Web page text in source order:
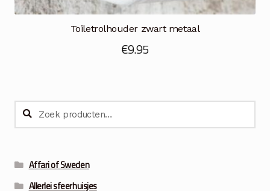
Toiletrolhouder zwart metaal
€9.95
Zoeken
naar:
Zoeken
Affari of Sweden
Allerlei sfeerhuisjes